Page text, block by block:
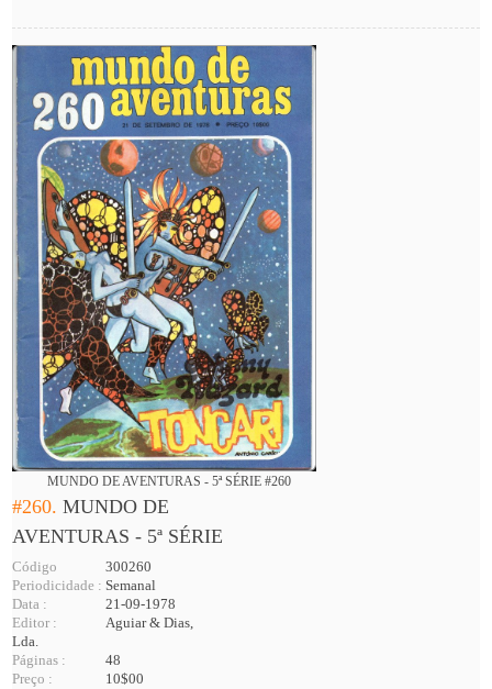
MUNDO DE AVENTURAS - 5ª SÉRIE #260
#260.MUNDO DE
AVENTURAS - 5ª SÉRIE
Código
300260
Periodicidade : Semanal
Data :
21-09-1978
Editor :
Aguiar & Dias,
Lda.
Páginas :
48
Preço :
10$00